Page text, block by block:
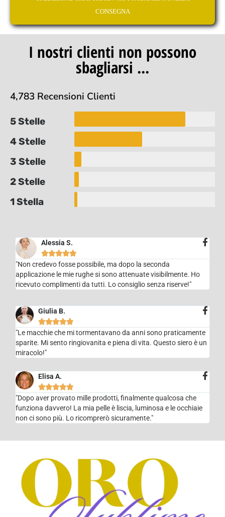
CONSEGNA
I nostri clienti non possono
sbagliarsi ...
4,783 Recensioni Clienti
5 Stelle
4 Stelle
3 Stelle
2 Stelle
1 Stella
Alessia S.

"Non credevo fosse possibile, ma dopo la seconda
applicazione le mie rughe si sono attenuate visibilmente. Ho
ricevuto complimenti da tutti. Lo consiglio senza riserve!"
Giulia B.

"Le macchie che mi tormentavano da anni sono praticamente
sparite. Mi sento ringiovanita e piena di vita. Questo siero è un
miracolo!"
Elisa A.

"Dopo aver provato mille prodotti, finalmente qualcosa che
funziona davvero! La mia pelle è liscia, luminosa e le occhiaie
non ci sono più. Lo ricomprerò sicuramente."